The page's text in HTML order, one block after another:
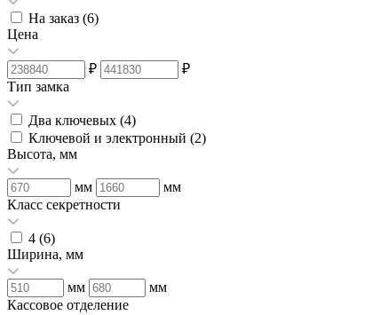
На заказ (6)
Цена
₽
₽
Тип замка
Два ключевых (4)
Ключевой и электронный (2)
Высота, мм
мм
мм
Класс секретности
4 (6)
Ширина, мм
мм
мм
Кассовое отделение